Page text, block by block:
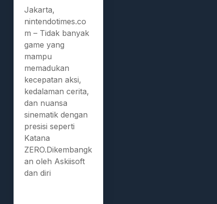
Jakarta,
nintendotimes.co
m – Tidak banyak
game yang
mampu
memadukan
kecepatan aksi,
kedalaman cerita,
dan nuansa
sinematik dengan
presisi seperti
Katana
ZERO.Dikembangk
an oleh Askiisoft
dan diri